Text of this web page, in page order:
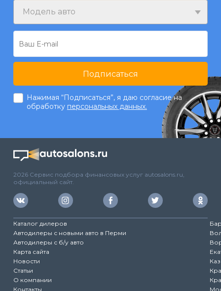
Модель авто
Подписаться
Нажимая “Подписаться”, я даю согласие на
обработку персональных данных.
2026 Сервис подбора финансовых услуг autosalons.ru,
официальный сайт.
Каталог дилеров
Автодилеры с новыми авто в Перми
Автодилеры с б/у авто
Карта сайта
Новости
Статьи
О компании
Контакты